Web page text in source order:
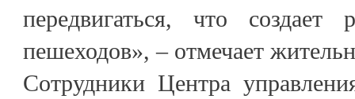
передвигаться, что
пешеходов», – отмечает
Сотрудники Центра